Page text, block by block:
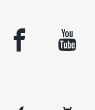
facebook youtube